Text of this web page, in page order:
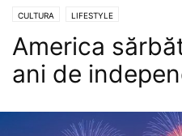
CULTURA LIFESTYLE
America
ani de